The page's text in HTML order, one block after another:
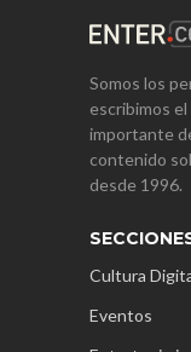
Somos los
escribimos
importante
contenido
desde 1996.
Cultura
Eventos